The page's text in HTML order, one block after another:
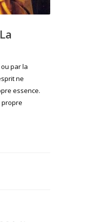
par la
ne
essence.
propre